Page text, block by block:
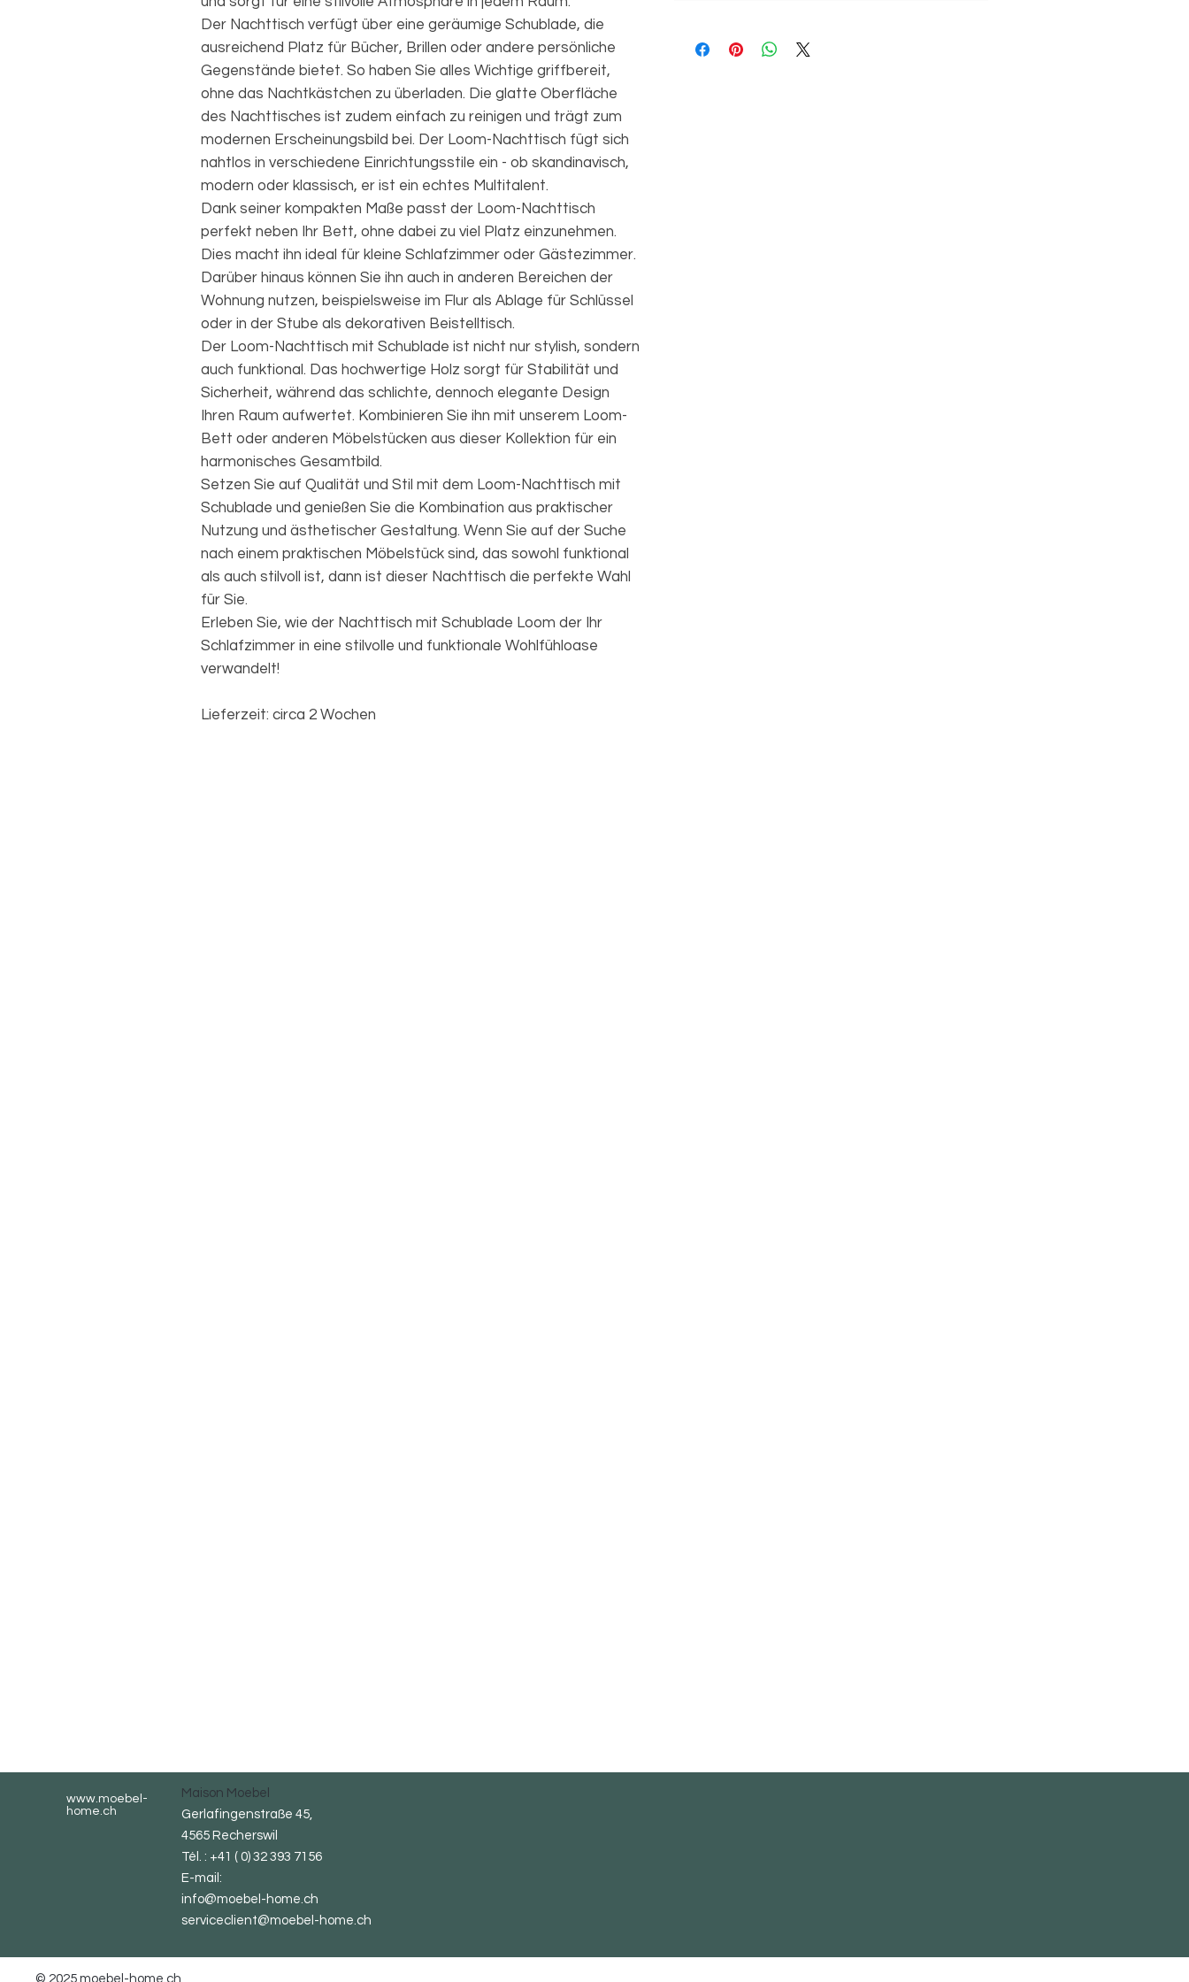
Der Nachttisch verfügt über eine geräumige Schublade, die
ausreichend Platz für Bücher, Brillen oder andere persönliche
Gegenstände bietet. So haben Sie alles Wichtige griffbereit,
ohne das Nachtkästchen zu überladen. Die glatte Oberfläche
des Nachttisches ist zudem einfach zu reinigen und trägt zum
modernen Erscheinungsbild bei. Der Loom-Nachttisch fügt sich
nahtlos in verschiedene Einrichtungsstile ein - ob skandinavisch,
modern oder klassisch, er ist ein echtes Multitalent.
Dank seiner kompakten Maße passt der Loom-Nachttisch
perfekt neben Ihr Bett, ohne dabei zu viel Platz einzunehmen.
Dies macht ihn ideal für kleine Schlafzimmer oder Gästezimmer.
Darüber hinaus können Sie ihn auch in anderen Bereichen der
Wohnung nutzen, beispielsweise im Flur als Ablage für Schlüssel
oder in der Stube als dekorativen Beistelltisch.
Der Loom-Nachttisch mit Schublade ist nicht nur stylish, sondern
auch funktional. Das hochwertige Holz sorgt für Stabilität und
Sicherheit, während das schlichte, dennoch elegante Design
Ihren Raum aufwertet. Kombinieren Sie ihn mit unserem Loom-
Bett oder anderen Möbelstücken aus dieser Kollektion für ein
harmonisches Gesamtbild.
Setzen Sie auf Qualität und Stil mit dem Loom-Nachttisch mit
Schublade und genießen Sie die Kombination aus praktischer
Nutzung und ästhetischer Gestaltung. Wenn Sie auf der Suche
nach einem praktischen Möbelstück sind, das sowohl funktional
als auch stilvoll ist, dann ist dieser Nachttisch die perfekte Wahl
für Sie.
Erleben Sie, wie der Nachttisch mit Schublade Loom der Ihr
Schlafzimmer in eine stilvolle und funktionale Wohlfühloase
verwandelt!
Lieferzeit: circa 2 Wochen
www.moebel-
home.ch
Maison Moebel
Gerlafingenstraße 45,
4565 Recherswil
Tél. : +41 ( 0) 32 393 7156
E-mail:
info@moebel-home.ch
serviceclient@moebel-home.ch
© 2025 moebel-home.ch